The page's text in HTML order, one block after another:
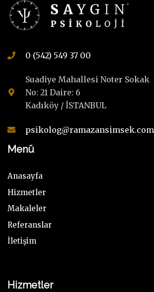
0 (542) 549 37 00
Suadiye Mahallesi Noter Sokak
No: 21 Daire: 6
Kadıköy / İSTANBUL
psikolog@ramazansimsek.com
Menü
Anasayfa
Hizmetler
Makaleler
Referanslar
İletişim
Hizmetler